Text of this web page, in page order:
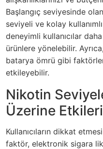
Başlangıç seviyesinde
seviyeli ve kolay
deneyimli kullanıcılar
ürünlere yönelebilir.
batarya ömrü gibi
etkileyebilir.
Nikotin
Üzerine Etkileri
Kullanıcıların dikkat
faktör, elektronik sigara